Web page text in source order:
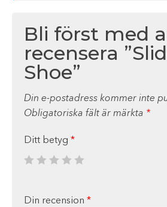
Bli först med
recensera
Shoe”
Din e-postadress kommer inte
Obligatoriska fält är märkta *
Ditt betyg *
Din recension *